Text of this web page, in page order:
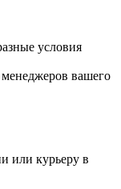
условия
вашего
или курьеру в